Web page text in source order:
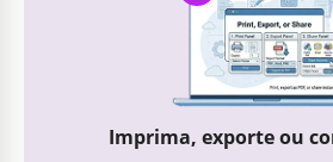
Imprima, exporte ou